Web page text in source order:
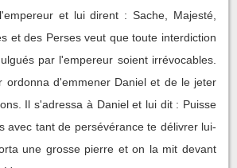
et lui dirent : Sache, Majesté,
et des Perses veut que toute interdiction
par l'empereur soient irrévocables.
ordonna d'emmener Daniel et de le jeter
Il s'adressa à Daniel et lui dit : Puisse
avec tant de persévérance te délivrer lui-
une grosse pierre et on la mit devant